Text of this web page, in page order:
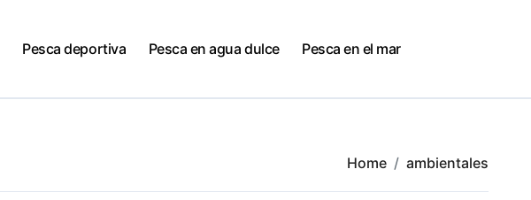
Pesca deportiva Pesca en agua dulce Pesca en el mar
Home ambientales